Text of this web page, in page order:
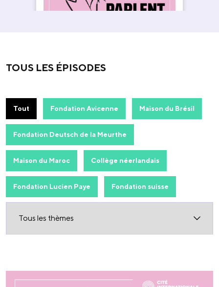
TOUS LES ÉPISODES
Tout Fondation Avicenne Maison du Brésil
Fondation Deutsch de la Meurthe
Maison du Maroc Collège néerlandais
Fondation Lucien Paye Fondation suisse